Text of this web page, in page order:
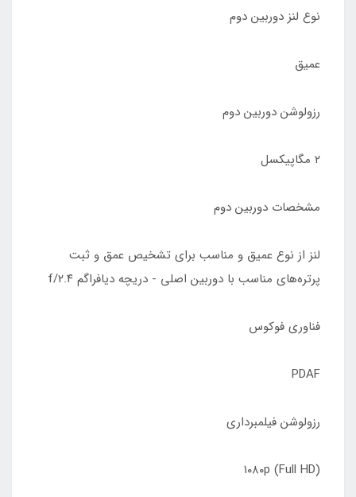
نوع لنز دوربین دوم
عمیق
رزولوشن دوربین دوم
۲ مگاپیکسل
مشخصات دوربین دوم
لنز از نوع عمیق و مناسب برای تشخیص عمق و ثبت
پرتره‌های مناسب با دوربین اصلی - دریچه دیافراگم f/۲.۴
فناوری فوکوس
PDAF
رزولوشن فیلمبرداری
۱۰۸۰p (Full HD)